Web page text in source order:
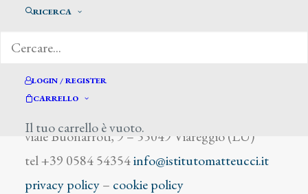
RICERCA
LOGIN / REGISTER
CARRELLO
Il tuo carrello è vuoto.
viale Buonarroti, 9 – 55049 Viareggio (LU)
tel +39 0584 54354info@istitutomatteucci.it
privacy policy– cookie policy